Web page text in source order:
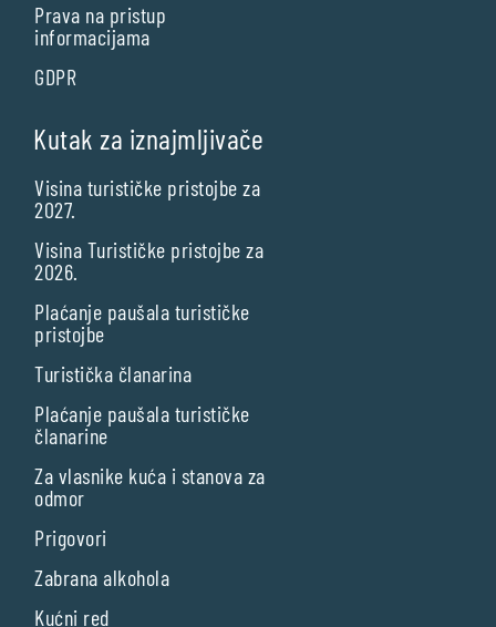
Prava na pristup
informacijama
GDPR
Kutak za iznajmljivače
Visina turističke pristojbe za
2027.
Visina Turističke pristojbe za
2026.
Plaćanje paušala turističke
pristojbe
Turistička članarina
Plaćanje paušala turističke
članarine
Za vlasnike kuća i stanova za
odmor
Prigovori
Zabrana alkohola
Kućni red